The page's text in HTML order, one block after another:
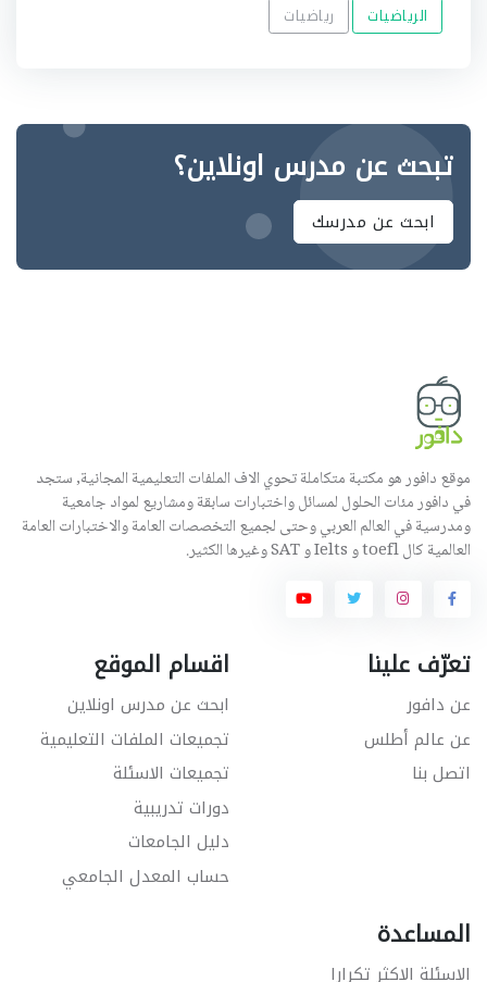
الرياضيات
رياضيات
تبحث عن مدرس اونلاين؟
ابحث عن مدرسك
موقع دافور هو مكتبة متكاملة تحوي الاف الملفات التعليمية المجانية, ستجد
في دافور مئات الحلول لمسائل واختبارات سابقة ومشاريع لمواد جامعية
ومدرسية في العالم العربي وحتى لجميع التخصصات العامة والاختبارات العامة
العالمية كال toefl و Ielts و SAT وغيرها الكثير.
تعرّف علينا
عن دافور
عن عالم أطلس
اتصل بنا
اقسام الموقع
ابحث عن مدرس اونلاين
تجميعات الملفات التعليمية
تجميعات الاسئلة
دورات تدريبية
دليل الجامعات
حساب المعدل الجامعي
المساعدة
الاسئلة الاكثر تكرارا